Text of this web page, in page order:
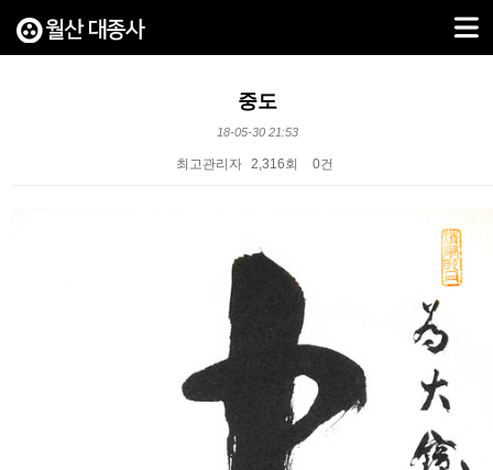
중도
18-05-30 21:53
최고관리자 2,316회 0건